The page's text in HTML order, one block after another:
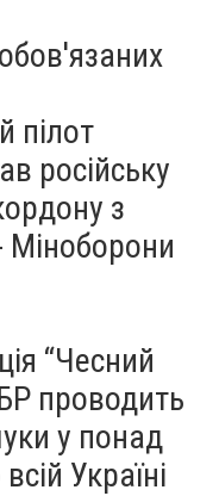
пілот
російську
з
“Чесний
проводить
у понад
Україні